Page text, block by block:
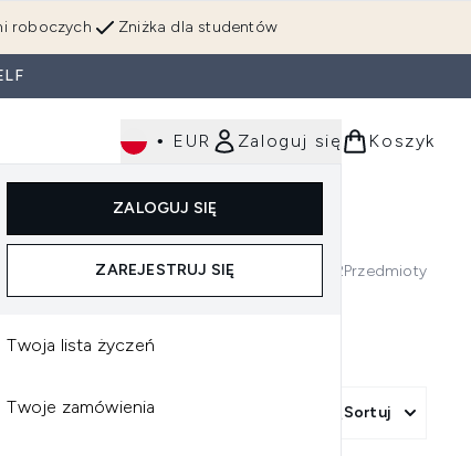
Zniżka dla studentów
roboczych
• EUR Zaloguj się
ZALOGUJ SIĘ
ZAREJESTRUJ SIĘ
Twoja lista życzeń
Twoje zamówienia
Koszyk
(Makijaż) Wejdź do podmenu (Włosy) Wejdź do podmenu (Narzędzia)
Dla mężczyzn
2Przedmioty
Sortuj